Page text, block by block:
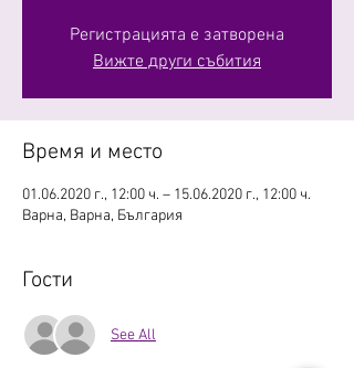
Регистрацията е затворена
Вижте други събития
Время и место
01.06.2020 г., 12:00 ч. – 15.06.2020 г., 12:00 ч.
Варна, Варна, България
Гости
See All